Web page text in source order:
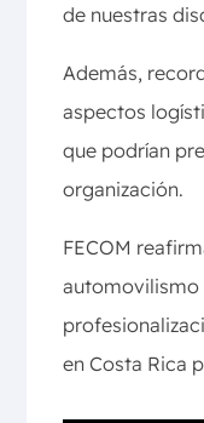
de nuestras
Además,
aspectos
que podrían
organización.
FECOM
automovilismo
en Costa Rica